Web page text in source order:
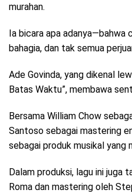
murahan.
Ia bicara apa adanya—bahwa
bahagia, dan tak semua
Ade Govinda, yang dikenal
Batas Waktu”, membawa
Bersama William Chow
Santoso sebagai mastering
sebagai produk musikal yang
Dalam produksi, lagu ini juga
Roma dan mastering oleh